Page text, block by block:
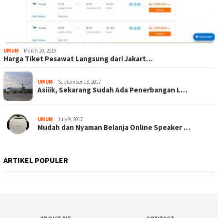
UMUM March 10, 2019
Harga Tiket Pesawat Langsung dari Jakart…
UMUM September 13, 2017
Asiiik, Sekarang Sudah Ada Penerbangan L…
UMUM July 9, 2017
Mudah dan Nyaman Belanja Online Speaker …
ARTIKEL POPULER